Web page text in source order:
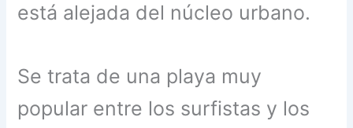
está alejada del núcleo urbano.
Se trata de una playa muy
popular entre los surfistas y los